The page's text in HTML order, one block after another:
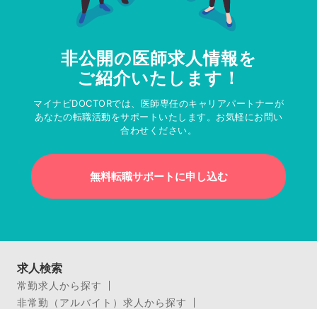
非公開の医師求人情報を
ご紹介いたします！
マイナビDOCTORでは、医師専任のキャリアパートナーが
あなたの転職活動をサポートいたします。お気軽にお問い
合わせください。
無料転職サポートに申し込む
求人検索
常勤求人から探す
非常勤（アルバイト）求人から探す